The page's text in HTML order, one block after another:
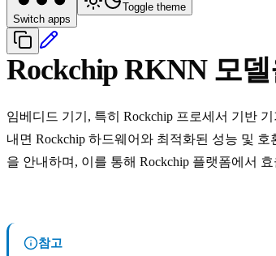
Switch apps
Toggle theme
Rockchip RKNN 모
임베디드 기기, 특히 Rockchip 프로세서 기반
내면 Rockchip 하드웨어와 최적화된 성능 및
을 안내하며, 이를 통해 Rockchip 플랫폼에서
참고